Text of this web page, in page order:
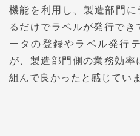
機能を利用し、製造部門に
るだけでラベルが発行で
ータの登録やラベル発行
が、製造部門側の業務効率
組んで良かったと感じていま